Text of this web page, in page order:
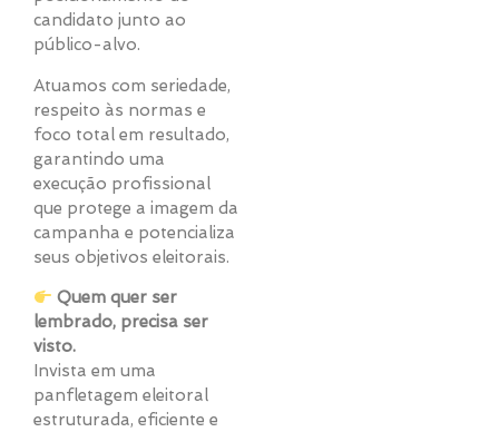
candidato junto ao
público-alvo.
Atuamos com seriedade,
respeito às normas e
foco total em resultado,
garantindo uma
execução profissional
que protege a imagem da
campanha e potencializa
seus objetivos eleitorais.
Quem quer ser
lembrado, precisa ser
visto.
Invista em uma
panfletagem eleitoral
estruturada, eficiente e